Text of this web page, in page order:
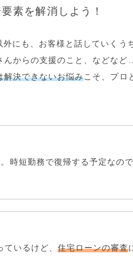
素を解消しよう！
にも、お客様と話していくう
んからの支援のこと、などなど
解決できないお悩みこそ、プロ
時短勤務で復帰する予定なの
ているけど、住宅ローンの審査